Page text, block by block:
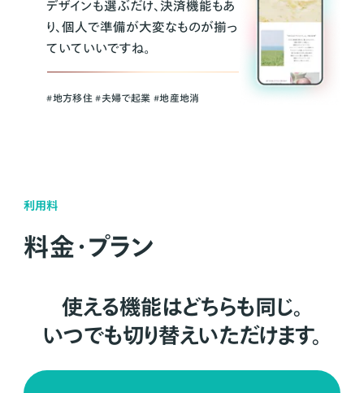
デザインも選ぶだけ、決済機能もあ
り、個人で準備が大変なものが揃っ
ていていいですね。
#地方移住 #夫婦で起業 #地産地消
利用料
料金・プラン
使える機能はどちらも同じ。
いつでも切り替えいただけます。